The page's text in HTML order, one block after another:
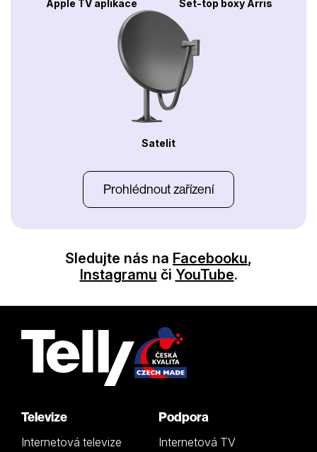
Apple TV aplikace Set-top boxy Arris
Satelit
Prohlédnout zařízení
Sledujte nás na Facebooku,
Instagramu či YouTube.
Televize
Internetová televize
Podpora
Internetová TV